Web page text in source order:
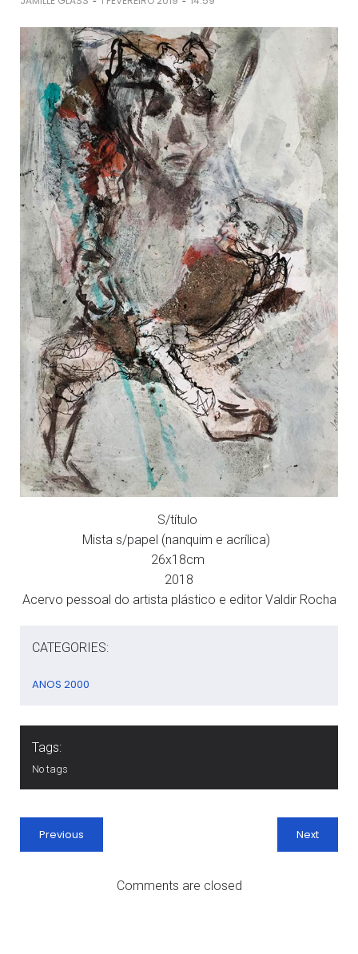
S/título
Mista s/papel (nanquim e acrílica)
26x18cm
2018
Acervo pessoal do artista plástico e editor Valdir Rocha
CATEGORIES:
ANOS 2000
Tags:
No tags
Previous Next
Comments are closed